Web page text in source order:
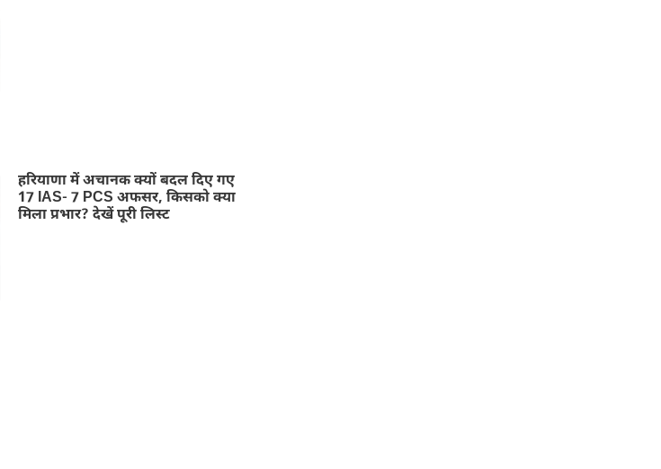
हरियाणा में अचानक क्यों बदल दिए गए
17 IAS- 7 PCS अफसर, किसको क्या
मिला प्रभार? देखें पूरी लिस्ट